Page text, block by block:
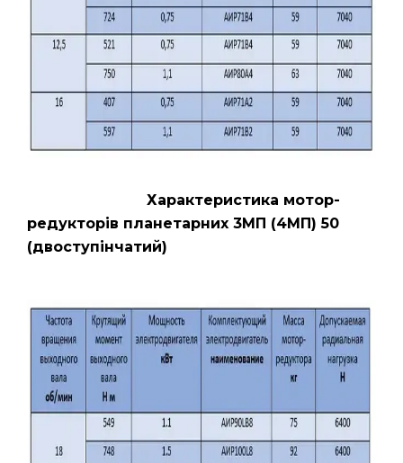
Характеристика мотор-
редукторів планетарних 3МП (4МП) 50
(двоступінчатий)